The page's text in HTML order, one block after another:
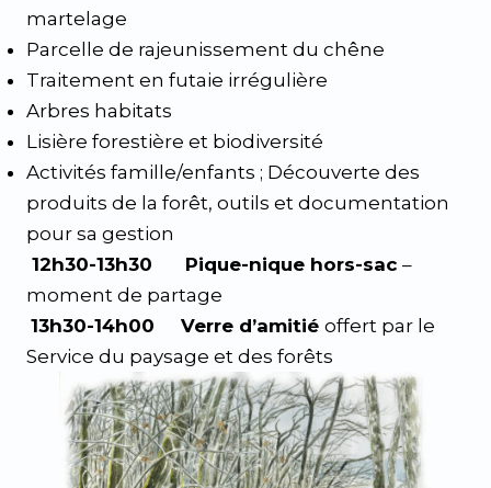
martelage
Parcelle de rajeunissement du chêne
Traitement en futaie irrégulière
Arbres habitats
Lisière forestière et biodiversité
Activités famille/enfants ; Découverte des
produits de la forêt, outils et documentation
pour sa gestion
12h30-13h30 Pique-nique hors-sac –
moment de partage
13h30-14h00
Verre d’amitié offert par le
Service du paysage et des forêts